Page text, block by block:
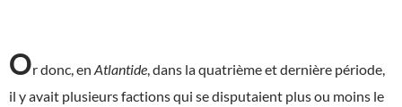
Or donc, en Atlantide , dans la quatrième et dernière période,
il y avait plusieurs factions qui se disputaient plus ou moins le